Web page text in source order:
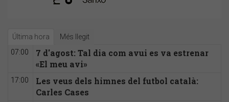
Última hora Més llegit
07:00
7 d'agost: Tal dia com avui es va estrenar
«El meu avi»
17:00
Les veus dels himnes del futbol català:
Carles Cases